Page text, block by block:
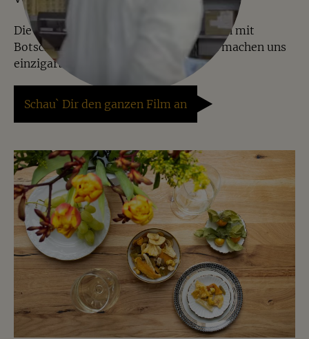
Die hochwertige Geschenkverpackungen mit
Botschaften und kreative Mischungen machen uns
einzigartig.
Schau` Dir den ganzen Film an